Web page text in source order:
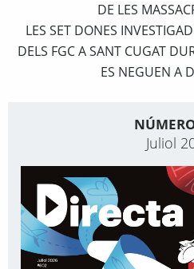
DE LES
LES SET DONES
DELS FGC A SANT CUGAT
ES NEGUEN A
Juliol